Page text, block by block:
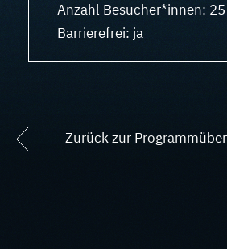
Anzahl Besucher*innen: 25
Barrierefrei: ja
Zurück zur